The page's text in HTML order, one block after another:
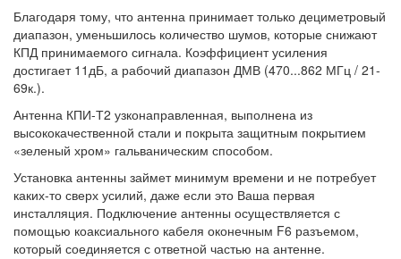
Благодаря тому, что антенна принимает только дециметровый
диапазон, уменьшилось количество шумов, которые снижают
КПД принимаемого сигнала. Коэффициент усиления
достигает 11дБ, а рабочий диапазон ДМВ (470...862 МГц / 21-
69к.).
Антенна КПИ-Т2 узконаправленная, выполнена из
высококачественной стали и покрыта защитным покрытием
«зеленый хром» гальваническим способом.
Установка антенны займет минимум времени и не потребует
каких-то сверх усилий, даже если это Ваша первая
инсталляция. Подключение антенны осуществляется с
помощью коаксиального кабеля оконечным F6 разъемом,
который соединяется с ответной частью на антенне.